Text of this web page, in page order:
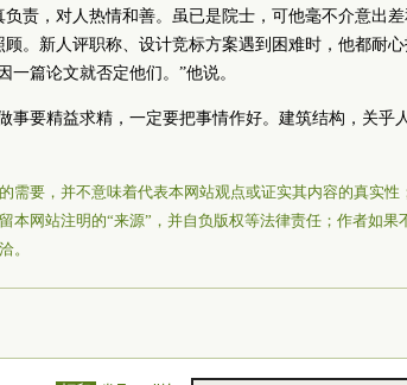
责，对人热情和善。虽已是院士，可他毫不介意出
。新人评职称、设计竞标方案遇到困难时，他都耐
篇论文就否定他们。”他说。
事要精益求精，一定要把事情作好。建筑结构，关乎
需要，并不意味着代表本网站观点或证实其内容的真实性
本网站注明的“来源”，并自负版权等法律责任；作者如果
。